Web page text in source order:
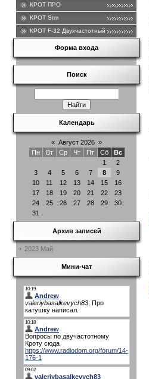
КРОТ ПРО
КРОТ Stm
КРОТ F-32 Двухчастотный .
Форма входа
Поиск
Календарь
« Август 2026 »
Пн
Вт Ср Чт Пт Сб
Вс
1
2
3
4 5 6 7 8
9
10
11 12 13 14 15
16
17
18 19 20 21 22
23
24
25 26 27 28 29
30
31
Архив записей
2023 Май
Мини-чат